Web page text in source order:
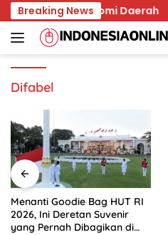
Skip
to
content
Breaking News
dan Ekonomi Daerah
Difabel
Menanti Goodie Bag HUT RI
2026, Ini Deretan Suvenir
yang Pernah Dibagikan di